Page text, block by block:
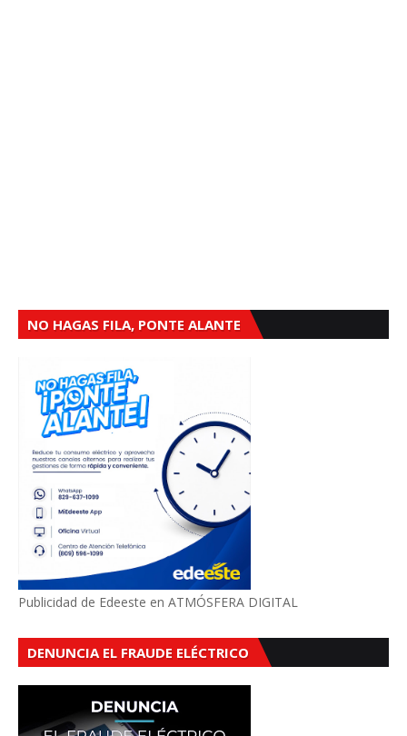
NO HAGAS FILA, PONTE ALANTE
Publicidad de Edeeste en ATMÓSFERA DIGITAL
DENUNCIA EL FRAUDE ELÉCTRICO